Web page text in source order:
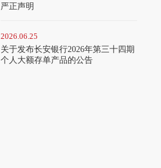
严正声明
2026.06.25
关于发布长安银行2026年第三十四期
个人大额存单产品的公告